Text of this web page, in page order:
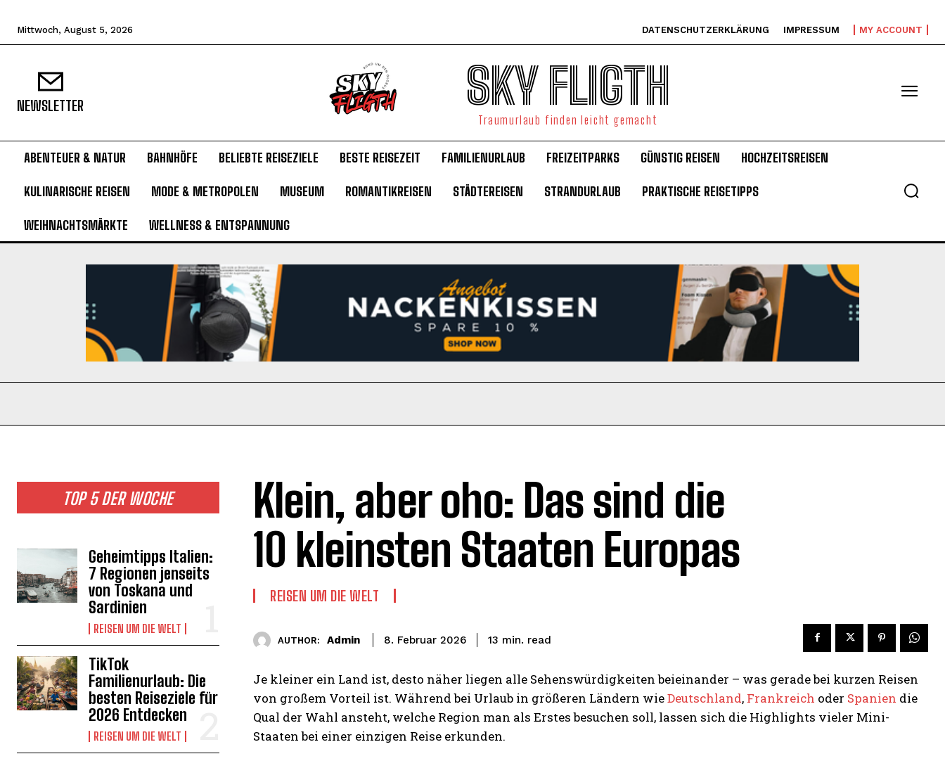
Mittwoch, August 5, 2026 DATENSCHUTZERKLÄRUNG IMPRESSUM MY ACCOUNT
NEWSLETTER SKY FLIGTH
Traumurlaub finden leicht gemacht
ABENTEUER & NATUR BAHNHÖFE BELIEBTE REISEZIELE BESTE REISEZEIT FAMILIENURLAUB FREIZEITPARKS GÜNSTIG REISEN HOCHZEITSREISEN
KULINARISCHE REISEN MODE & METROPOLEN MUSEUM ROMANTIKREISEN STÄDTEREISEN STRANDURLAUB PRAKTISCHE REISETIPPS
WEIHNACHTSMÄRKTE WELLNESS & ENTSPANNUNG
TOP 5 DER WOCHE
Geheimtipps Italien:
7 Regionen jenseits
von Toskana und
Sardinien
REISEN UM DIE WELT
TikTok
Familienurlaub: Die
besten Reiseziele für
2026 Entdecken
REISEN UM DIE WELT
Klein, aber oho: Das sind die
10 kleinsten Staaten Europas
REISEN UM DIE WELT
AUTHOR: Admin 8. Februar 2026 13 min. read
Je kleiner ein Land ist, desto näher liegen alle Sehenswürdigkeiten beieinander – was gerade bei kurzen Reisen
von großem Vorteil ist. Während bei Urlaub in größeren Ländern wieDeutschland, Frankreich oder Spanien die
Qual der Wahl ansteht, welche Region man als Erstes besuchen soll, lassen sich die Highlights vieler Mini-
Staaten bei einer einzigen Reise erkunden.